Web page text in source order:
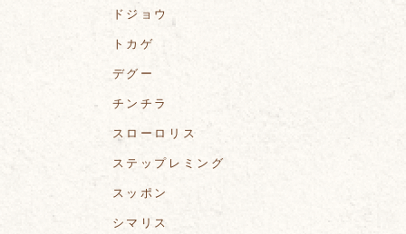
ドジョウ
トカゲ
デグー
チンチラ
スローロリス
ステップレミング
スッポン
シマリス